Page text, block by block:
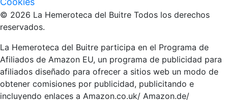
© 2026 La Hemeroteca del Buitre Todos los derechos
reservados.
La Hemeroteca del Buitre participa en el Programa de
Afiliados de Amazon EU, un programa de publicidad para
afiliados diseñado para ofrecer a sitios web un modo de
obtener comisiones por publicidad, publicitando e
incluyendo enlaces a Amazon.co.uk/ Amazon.de/